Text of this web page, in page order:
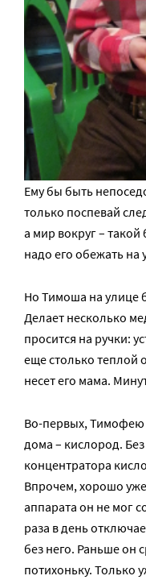
Ему бы быть
только поспевай
а мир вокруг –
надо его обежать на
Но Тимоша на улице
Делает несколько
просится на ручки:
еще столько теплой
несет его мама.
Во-первых, Тимофею
дома – кислород.
концентратора
Впрочем, хорошо
аппарата он не мог
раза в день
без него. Раньше он
потихоньку. Только